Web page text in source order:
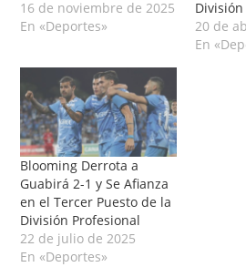
16 de noviembre de 2025
En «Deportes»
20 de
En
Blooming Derrota a
Guabirá 2-1 y Se Afianza
en el Tercer Puesto de la
División Profesional
22 de julio de 2025
En «Deportes»